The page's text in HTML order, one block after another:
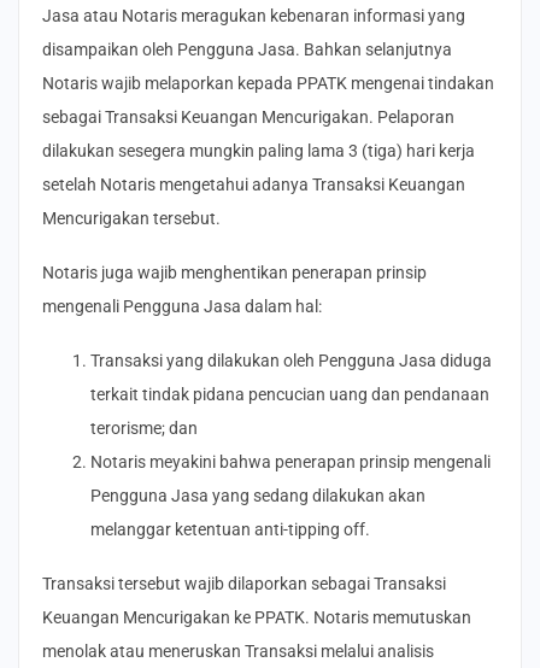
Jasa atau Notaris meragukan kebenaran informasi yang
disampaikan oleh Pengguna Jasa. Bahkan selanjutnya
Notaris wajib melaporkan kepada PPATK mengenai tindakan
sebagai Transaksi Keuangan Mencurigakan. Pelaporan
dilakukan sesegera mungkin paling lama 3 (tiga) hari kerja
setelah Notaris mengetahui adanya Transaksi Keuangan
Mencurigakan tersebut.
Notaris juga wajib menghentikan penerapan prinsip
mengenali Pengguna Jasa dalam hal:
Transaksi yang dilakukan oleh Pengguna Jasa diduga
terkait tindak pidana pencucian uang dan pendanaan
terorisme; dan
Notaris meyakini bahwa penerapan prinsip mengenali
Pengguna Jasa yang sedang dilakukan akan
melanggar ketentuan anti-tipping off.
Transaksi tersebut wajib dilaporkan sebagai Transaksi
Keuangan Mencurigakan ke PPATK. Notaris memutuskan
menolak atau meneruskan Transaksi melalui analisis